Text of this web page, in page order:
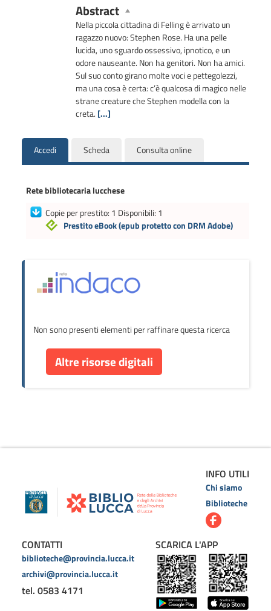
Abstract
Nella piccola cittadina di Felling è arrivato un
ragazzo nuovo: Stephen Rose. Ha una pelle
lucida, uno sguardo ossessivo, ipnotico, e un
odore nauseante. Non ha genitori. Non ha amici.
Sul suo conto girano molte voci e pettegolezzi,
ma una cosa è certa: c’è qualcosa di magico nelle
strane creature che Stephen modella con la
creta. [...]
Accedi Scheda Consulta online
Rete bibliotecaria lucchese
Copie per prestito: 1 Disponibili: 1
Prestito eBook(epub protetto con DRM Adobe)
Non sono presenti elementi per raffinare questa ricerca
Altre risorse digitali
INFO UTILI
Chi siamo
Biblioteche
CONTATTI
biblioteche@provincia.lucca.it
archivi@provincia.lucca.it
tel. 0583 4171
SCARICA L'APP